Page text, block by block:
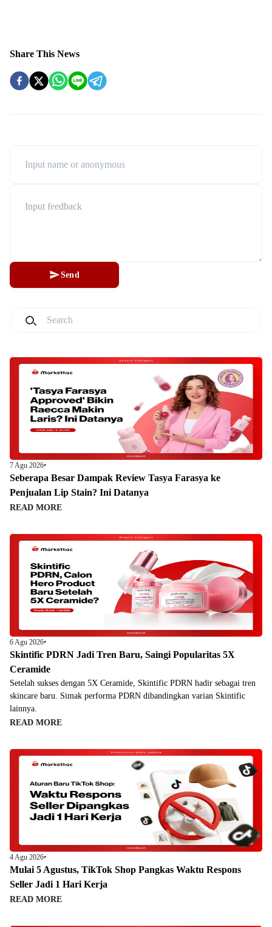
Share This News
Send
7 Agu 2026•
Seberapa Besar Dampak Review Tasya Farasya ke
Penjualan Lip Stain? Ini Datanya
READ MORE
6 Agu 2026•
Skintific PDRN Jadi Tren Baru, Saingi Popularitas 5X
Ceramide
Setelah sukses dengan 5X Ceramide, Skintific PDRN hadir sebagai tren
skincare baru. Simak performa PDRN dibandingkan varian Skintific
lainnya.
READ MORE
4 Agu 2026•
Mulai 5 Agustus, TikTok Shop Pangkas Waktu Respons
Seller Jadi 1 Hari Kerja
READ MORE